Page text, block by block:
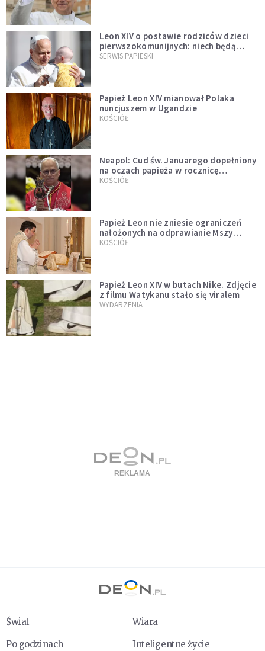
Leon XIV o postawie rodziców dzieci
pierwszokomunijnych: niech będą
przykładem
SERWIS PAPIESKI
Papież Leon XIV mianował Polaka
nuncjuszem w Ugandzie
KOŚCIÓŁ
Neapol: Cud św. Januarego dopełniony
na oczach papieża w rocznicę
pontyfikatu!
KOŚCIÓŁ
Papież Leon nie zniesie ograniczeń
nałożonych na odprawianie Mszy
trydenckiej. „Traditionis custodes”
KOŚCIÓŁ
Papież Leon XIV w butach Nike. Zdjęcie
z filmu Watykanu stało się viralem
WYDARZENIA
Świat
Wiara
Po godzinach
Inteligentne życie